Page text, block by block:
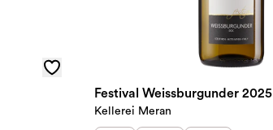
Festival Weissburgunder 2025
Kellerei Meran